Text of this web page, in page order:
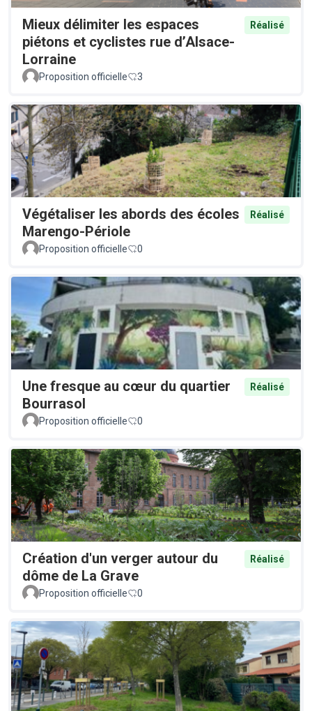
Mieux délimiter les espaces
piétons et cyclistes rue d’Alsace-
Lorraine
Réalisé
Proposition officielle 3
Végétaliser les abords des écoles
Marengo-Périole
Réalisé
Proposition officielle 0
Une fresque au cœur du quartier
Bourrasol
Réalisé
Proposition officielle 0
Création d'un verger autour du
dôme de La Grave
Réalisé
Proposition officielle 0